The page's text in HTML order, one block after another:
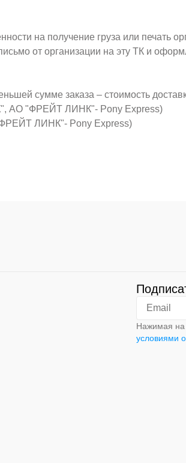
на получение груза или печать
от организации на эту ТК и
сумме заказа – стоимость
АО "ФРЕЙТ ЛИНК"- Pony Express)
ЛИНК"- Pony Express)
Нажимая на
условиями